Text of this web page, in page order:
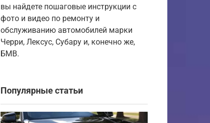
вы найдете пошаговые инструкции с
фото и видео по ремонту и
обслуживанию автомобилей марки
Черри, Лексус, Субару и, конечно же,
БМВ.
Популярные статьи